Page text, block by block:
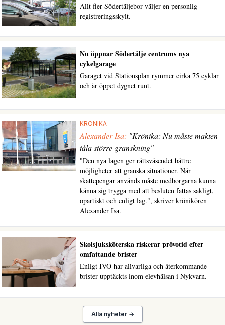
Allt fler Södertäljebor väljer en personlig
registreringsskylt.
Nu öppnar Södertälje centrums nya
cykelgarage
Garaget vid Stationsplan rymmer cirka 75 cyklar
och är öppet dygnet runt.
KRÖNIKA
Alexander Isa: "Krönika: Nu måste makten
tåla större granskning"
"Den nya lagen ger rättsväsendet bättre
möjligheter att granska situationer. När
skattepengar används måste medborgarna kunna
känna sig trygga med att besluten fattas sakligt,
opartiskt och enligt lag.", skriver krönikören
Alexander Isa.
Skolsjuksköterska riskerar prövotid efter
omfattande brister
Enligt IVO har allvarliga och återkommande
brister upptäckts inom elevhälsan i Nykvarn.
Alla nyheter →